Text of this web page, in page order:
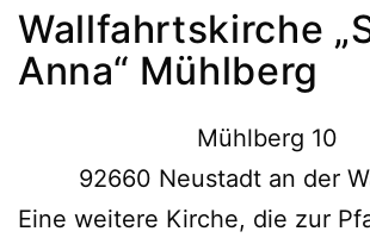
Familie"
Altenstadt
W.
Wallfahrtskirche
Anna“ Mühlberg
Mühlberg 10
92660 Neustadt an der
Eine weitere Kirche, die zur